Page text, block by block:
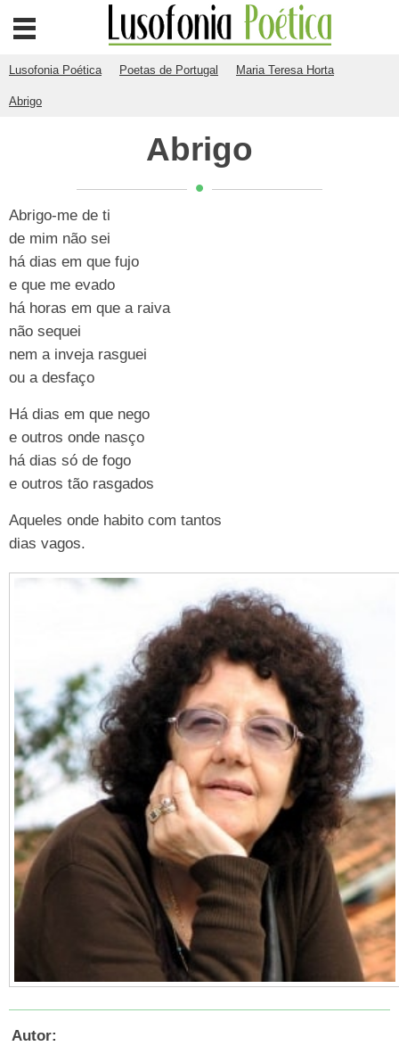
Lusofonia Poética Poetas de Portugal Maria Teresa Horta
Abrigo
Abrigo
Abrigo-me de ti
de mim não sei
há dias em que fujo
e que me evado
há horas em que a raiva
não sequei
nem a inveja rasguei
ou a desfaço
Há dias em que nego
e outros onde nasço
há dias só de fogo
e outros tão rasgados
Aqueles onde habito com tantos
dias vagos.
Autor: